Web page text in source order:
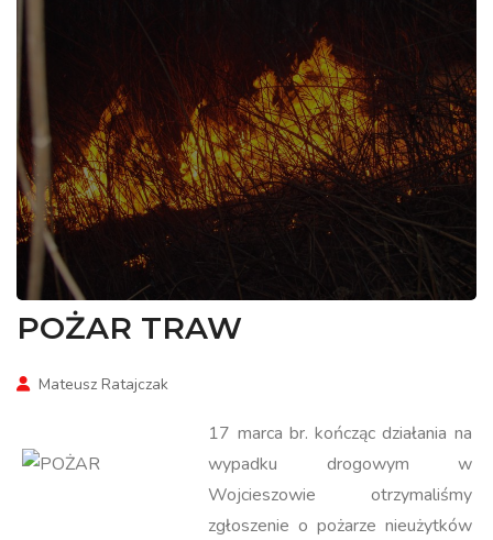
POŻAR TRAW
Mateusz Ratajczak
17 marca br. kończąc działania na
wypadku drogowym w
Wojcieszowie otrzymaliśmy
zgłoszenie o pożarze nieużytków